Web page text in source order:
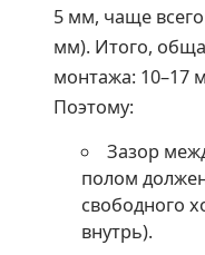
5 мм, чаще
мм). Итого,
монтажа: 10–17
Поэтому:
Зазор
полом
свободного
внутрь).